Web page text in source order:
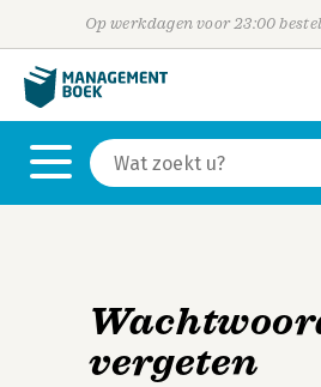
Op werkdagen voor 23:00
vergeten